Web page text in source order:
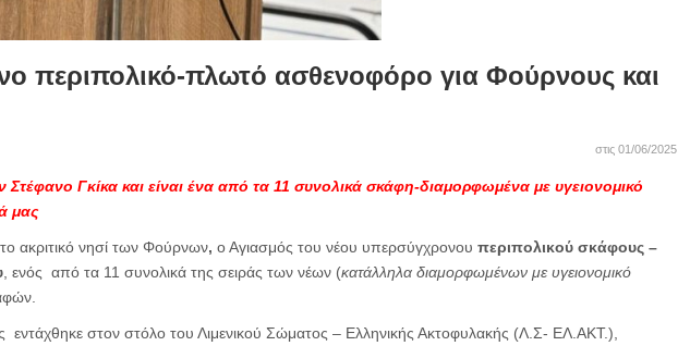
περιπολικό-πλωτό ασθενοφόρο για Φούρνους και
στις 01/06/2025
Στέφανο Γκίκα και είναι ένα από τα 11 συνολικά σκάφη-διαμορφωμένα με υγειονομικό
μας
ακριτικό νησί των Φούρνων, ο Αγιασμός του νέου υπερσύγχρονου περιπολικού σκάφους –
, ενός από τα 11 συνολικά της σειράς των νέων (κατάλληλα διαμορφωμένων με υγειονομικό
εντάχθηκε στον στόλο του Λιμενικού Σώματος – Ελληνικής Ακτοφυλακής (Λ.Σ- ΕΛ.ΑΚΤ.),